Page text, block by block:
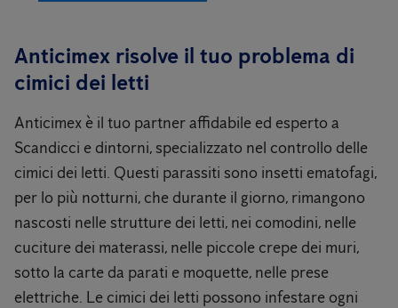
Anticimex risolve il tuo problema di
cimici dei letti
Anticimex è il tuo partner affidabile ed esperto a
Scandicci e dintorni, specializzato nel controllo delle
cimici dei letti. Questi parassiti sono insetti ematofagi,
per lo più notturni, che durante il giorno, rimangono
nascosti nelle strutture dei letti, nei comodini, nelle
cuciture dei materassi, nelle piccole crepe dei muri,
sotto la carte da parati e moquette, nelle prese
elettriche. Le cimici dei letti possono infestare ogni